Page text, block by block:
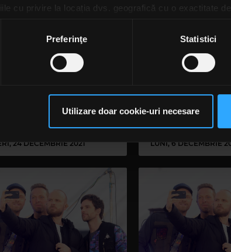
cu privire la locația dvs. geografică cu o exactitate
procesarea datelor dvs. personale și configurați-
oricând acordul din Declarația despre modulele cookie.
partenerilor de rețele sociale, de publicitate și de
le pot combina cu alte informații oferite de dvs.
Preferinţe Statistici
Utilizare doar cookie-uri necesare
Coldplay nu va mai
24 DECEMBRIE 2021
Coldplay anunță
Sessions”
LUNI, 6 DECEMBRIE